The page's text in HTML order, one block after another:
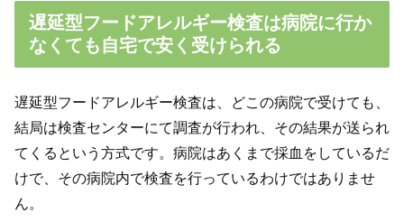
遅延型フードアレルギー検査は病院に行か
なくても自宅で安く受けられる
遅延型フードアレルギー検査は、どこの病院で受けても、
結局は検査センターにて調査が行われ、その結果が送られ
てくるという方式です。病院はあくまで採血をしているだ
けで、その病院内で検査を行っているわけではありませ
ん。